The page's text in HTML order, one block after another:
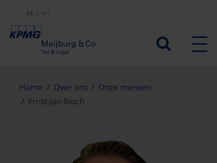
naar
Secundair
nl en
Home Over ons
Onze mensen
Ernst-Jan Bioch